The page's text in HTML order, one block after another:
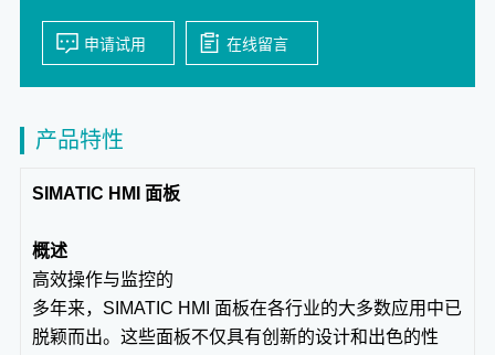
产品特性
SIMATIC HMI 面板
概述
高效操作与监控的
多年来，SIMATIC HMI 面板在各行业的大多数应用中已
脱颖而出。这些面板不仅具有创新的设计和出色的性